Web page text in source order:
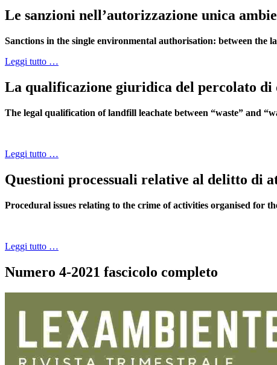
Le sanzioni nell’autorizzazione unica
Sanctions in the single environmental authorisation: between the
Leggi tutto …
La qualificazione giuridica del percolato
The legal qualification of landfill leachate between “waste” and
Leggi tutto …
Questioni processuali relative al delitto di
Procedural issues relating to the crime of activities organised for
Leggi tutto …
Numero 4-2021 fascicolo completo